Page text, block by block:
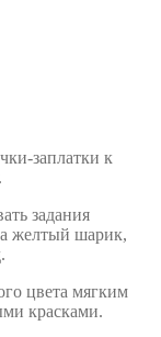
заплатки к
задания
желтый шарик,
цвета мягким
красками.